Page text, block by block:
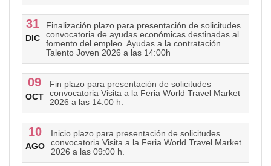
31
DIC
Finalización plazo para presentación de solicitudes
convocatoria de ayudas económicas destinadas al
fomento del empleo. Ayudas a la contratación
Talento Joven 2026 a las 14:00h
09
OCT
Fin plazo para presentación de solicitudes
convocatoria Visita a la Feria World Travel Market
2026 a las 14:00 h.
10
AGO
Inicio plazo para presentación de solicitudes
convocatoria Visita a la Feria World Travel Market
2026 a las 09:00 h.